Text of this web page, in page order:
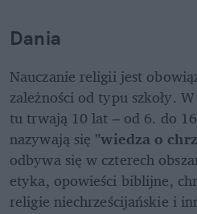
Dania
Nauczanie religii jest
zależności od typu szkoły.
tu trwają 10 lat – od 6. do
nazywają się "wiedza o
odbywa się w czterech
etyka, opowieści biblijne,
religie niechrześcijańskie i